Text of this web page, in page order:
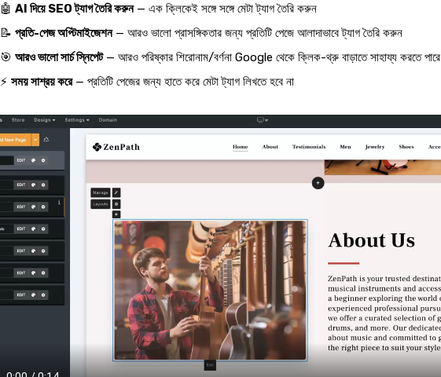
🤖 AI দিয়ে SEO ট্যাগ তৈরি করুন— এক ক্লিকেই সঙ্গে সঙ্গে মেটা ট্যাগ তৈরি করুন
📝 প্রতি-পেজ অপ্টিমাইজেশন— আরও ভালো প্রাসঙ্গিকতার জন্য প্রতিটি পেজে আলাদাভাবে ট্যাগ তৈরি করুন
🎯 আরও ভালো সার্চ স্নিপেট— আরও পরিষ্কার শিরোনাম/বর্ণনা Google থেকে ক্লিক-থ্রু বাড়াতে সাহায্য করতে পারে
⚡ সময় সাশ্রয় করে— প্রতিটি পেজের জন্য হাতে করে মেটা ট্যাগ লিখতে হবে না